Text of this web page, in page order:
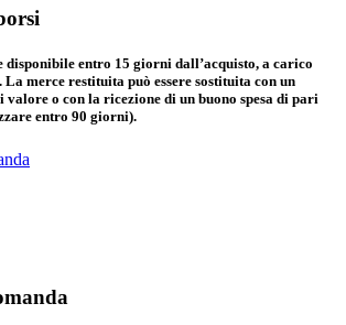
disponibile entro 15 giorni dall’acquisto, a carico
La merce restituita può essere sostituita con un
o con la ricezione di un buono spesa di pari
entro 90 giorni).